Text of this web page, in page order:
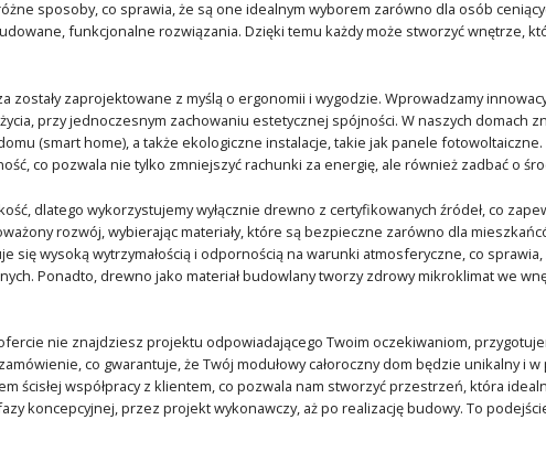
sposoby, co sprawia, że są one idealnym wyborem zarówno dla osób
funkcjonalne rozwiązania. Dzięki temu każdy może stworzyć wnętrze,
zostały zaprojektowane z myślą o ergonomii i wygodzie. Wprowadzamy
przy jednoczesnym zachowaniu estetycznej spójności. W naszych domach
(smart home), a także ekologiczne instalacje, takie jak panele
co pozwala nie tylko zmniejszyć rachunki za energię, ale również zadbać o
dlatego wykorzystujemy wyłącznie drewno z certyfikowanych źródeł, co
rozwój, wybierając materiały, które są bezpieczne zarówno dla
się wysoką wytrzymałością i odpornością na warunki atmosferyczne, co
Ponadto, drewno jako materiał budowlany tworzy zdrowy mikroklimat we
nie znajdziesz projektu odpowiadającego Twoim oczekiwaniom,
co gwarantuje, że Twój modułowy całoroczny dom będzie unikalny i
ścisłej współpracy z klientem, co pozwala nam stworzyć przestrzeń, która
koncepcyjnej, przez projekt wykonawczy, aż po realizację budowy. To